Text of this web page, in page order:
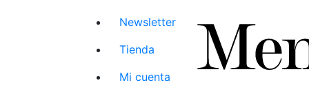
Newsletter
Tienda
Mi cuenta